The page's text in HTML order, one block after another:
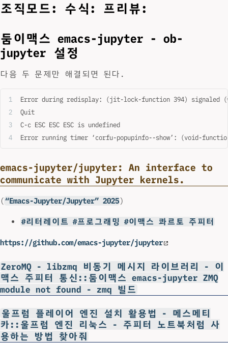
조직모드: 수식: 프리뷰:
둠이맥스 emacs-jupyter - ob-
jupyter 설정
다음 두 문제만 해결되면 된다.
Error during redisplay: (jit-lock-function 394) signaled
Quit
C-c ESC ESC ESC is undefined
Error running timer ‘corfu-popupinfo--show’: (void-
emacs-jupyter/jupyter: An interface to
communicate with Jupyter kernels.
(“Emacs-Jupyter/Jupyter” 2025)
#리터레이트 #프로그래밍 #이맥스 콰르토 주피터
https://github.com/emacs-jupyter/jupyter
ZeroMQ - libzmq 비동기 메시지 라이브러리 - 이
맥스 주피터 통신::둠이맥스 emacs-jupyter ZMQ
module not found - zmq 빌드
울프럼 플레이어 엔진 설치 활용법 - 메스메티
카::울프럼 엔진 리눅스 - 주피터 노트북처럼 사
용하는 방법 찾아줘